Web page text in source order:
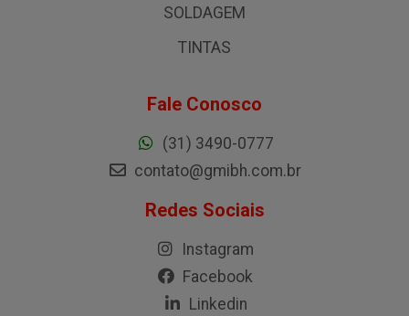
SOLDAGEM
TINTAS
Fale Conosco
(31) 3490-0777
contato@gmibh.com.br
Redes Sociais
Instagram
Facebook
Linkedin